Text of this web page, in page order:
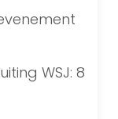
WSJ: 8